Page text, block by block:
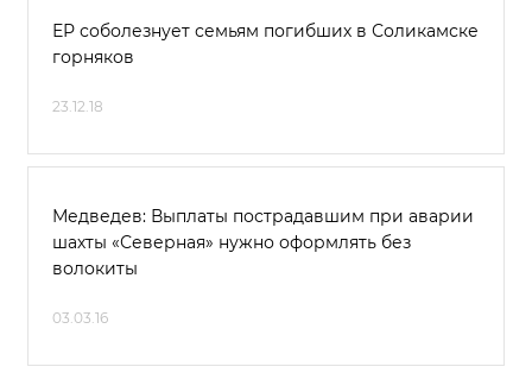
ЕР соболезнует семьям погибших в Соликамске
горняков
23.12.18
Медведев: Выплаты пострадавшим при аварии
шахты «Северная» нужно оформлять без
волокиты
03.03.16